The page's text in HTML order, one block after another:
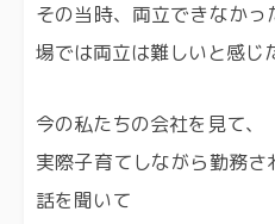
その当時、両立できなか
場では両立は難しいと感じ
今の私たちの会社を見て、
実際子育てしながら勤務
話を聞いて